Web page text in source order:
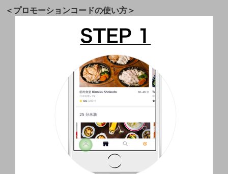
＜プロモーションコードの使い方＞